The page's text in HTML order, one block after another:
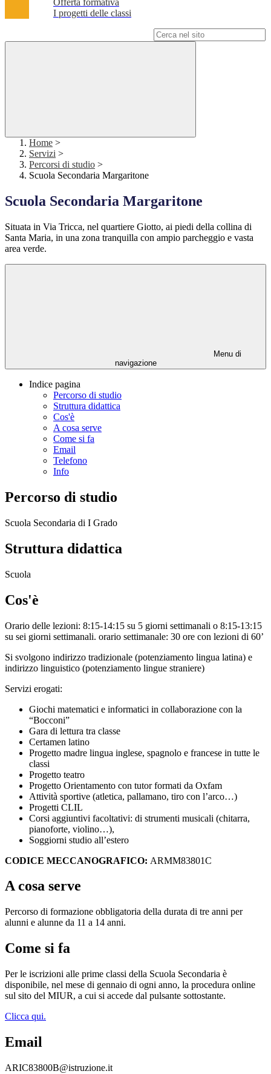
Offerta formativa
I progetti delle classi
Home >
Servizi >
Percorsi di studio >
Scuola Secondaria Margaritone
Scuola Secondaria Margaritone
Situata in Via Tricca, nel quartiere Giotto, ai piedi della collina di
Santa Maria, in una zona tranquilla con ampio parcheggio e vasta
area verde.
Menu di
navigazione
Indice pagina
Percorso di studio
Struttura didattica
Cos'è
A cosa serve
Come si fa
Email
Telefono
Info
Percorso di studio
Scuola Secondaria di I Grado
Struttura didattica
Scuola
Cos'è
Orario delle lezioni: 8:15-14:15 su 5 giorni settimanali o 8:15-13:15
su sei giorni settimanali. orario settimanale: 30 ore con lezioni di 60’
Si svolgono indirizzo tradizionale (potenziamento lingua latina) e
indirizzo linguistico (potenziamento lingue straniere)
Servizi erogati:
Giochi matematici e informatici in collaborazione con la
“Bocconi”
Gara di lettura tra classe
Certamen latino
Progetto madre lingua inglese, spagnolo e francese in tutte le
classi
Progetto teatro
Progetto Orientamento con tutor formati da Oxfam
Attività sportive (atletica, pallamano, tiro con l’arco…)
Progetti CLIL
Corsi aggiuntivi facoltativi: di strumenti musicali (chitarra,
pianoforte, violino…),
Soggiorni studio all’estero
CODICE MECCANOGRAFICO: ARMM83801C
A cosa serve
Percorso di formazione obbligatoria della durata di tre anni per
alunni e alunne da 11 a 14 anni.
Come si fa
Per le iscrizioni alle prime classi della Scuola Secondaria è
disponibile, nel mese di gennaio di ogni anno, la procedura online
sul sito del MIUR, a cui si accede dal pulsante sottostante.
Clicca qui.
Email
ARIC83800B@istruzione.it